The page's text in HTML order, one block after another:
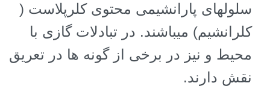
سلولهای پارانشیمی محتوی کلرپلاست (
کلرانشیم) میباشند. در تبادلات گازی با
محیط و نیز در برخی از گونه ها در تعریق
نقش دارند.